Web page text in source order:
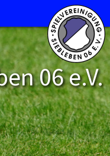
06 e.V.